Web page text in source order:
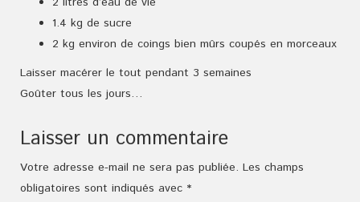
1.4 kg de sucre
2 kg environ de coings bien mûrs coupés en morceaux
Laisser macérer le tout pendant 3 semaines
Goûter tous les jours…
Laisser un commentaire
Votre adresse e-mail ne sera pas publiée. Les champs
obligatoires sont indiqués avec *